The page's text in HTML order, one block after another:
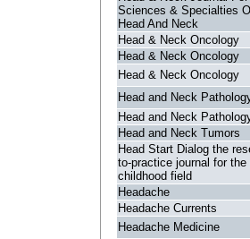
Sciences & Specialties
Head And Neck
Head & Neck Oncology
Head & Neck Oncology
Head & Neck Oncology
Head and Neck
Head and Neck
Head and Neck Tumors
Head Start Dialog the
to-practice journal for the
childhood field
Headache
Headache Currents
Headache Medicine